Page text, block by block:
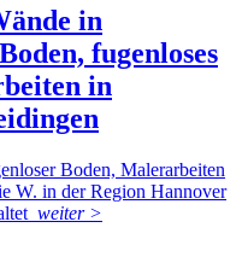
in
fugenloses
in
Boden, Malerarbeiten
W. in der Region Hannover
weiter >